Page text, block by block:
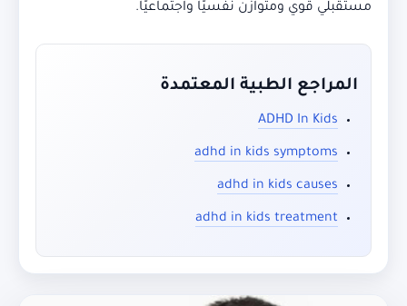
مستقبلي قوي ومتوازن نفسيًا واجتماعيًا.
المراجع الطبية المعتمدة
ADHD In Kids
adhd in kids symptoms
adhd in kids causes
adhd in kids treatment